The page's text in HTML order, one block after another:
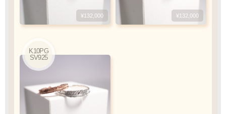
¥173,800 ¥173,800
SV925
¥231,000 ¥231,000
K10PG
SV925
¥132,000 ¥132,000
K10PG
SV925